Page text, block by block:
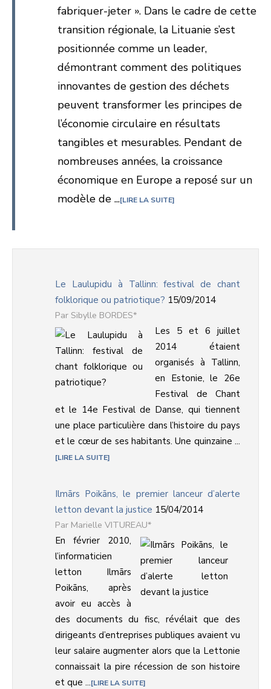
fabriquer-jeter ». Dans le cadre de cette
transition régionale, la Lituanie s’est
positionnée comme un leader,
démontrant comment des politiques
innovantes de gestion des déchets
peuvent transformer les principes de
l’économie circulaire en résultats
tangibles et mesurables. Pendant de
nombreuses années, la croissance
économique en Europe a reposé sur un
modèle de ... LIRE LA SUITE
Le Laulupidu à Tallinn: festival de chant
folklorique ou patriotique? 15/09/2014
Sibylle BORDES*
Les 5 et 6 juillet
2014 étaient
organisés à Tallinn,
en Estonie, le 26e
Festival de Chant
et le 14e Festival de Danse, qui tiennent
une place particulière dans l’histoire du pays
et le cœur de ses habitants. Une quinzaine ...
LIRE LA SUITE
Ilmārs Poikāns, le premier lanceur d’alerte
letton devant la justice 15/04/2014
Marielle VITUREAU*
En février 2010,
l’informaticien
letton Ilmārs
Poikāns, après
avoir eu accès à
des documents du fisc, révélait que des
dirigeants d’entreprises publiques avaient vu
leur salaire augmenter alors que la Lettonie
connaissait la pire récession de son histoire
et que ... LIRE LA SUITE